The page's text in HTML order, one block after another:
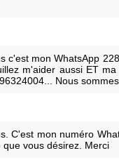
c'est mon WhatsApp
m'aider aussi ET
Nous
C'est mon numéro
vous désirez. Merci